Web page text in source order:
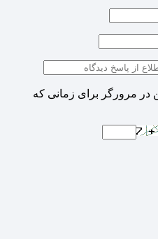
در مرورگر برای زمانی که